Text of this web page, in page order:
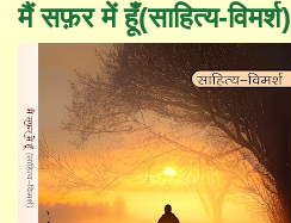
मैं सफ़र में हूँ(साहित्य-विमर्श)